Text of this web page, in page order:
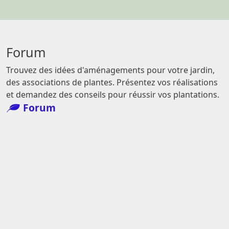
Forum
Trouvez des idées d'aménagements pour votre jardin,
des associations de plantes. Présentez vos réalisations
et demandez des conseils pour réussir vos plantations.
Forum